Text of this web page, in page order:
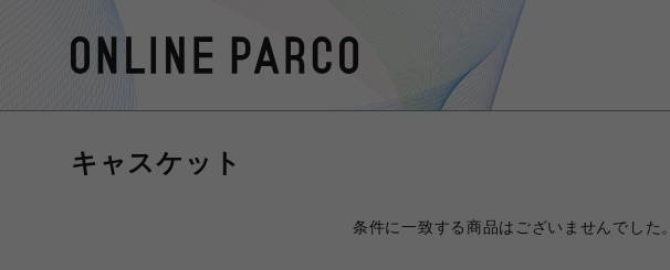
キャスケット
条件に一致する商品はございませんでした。